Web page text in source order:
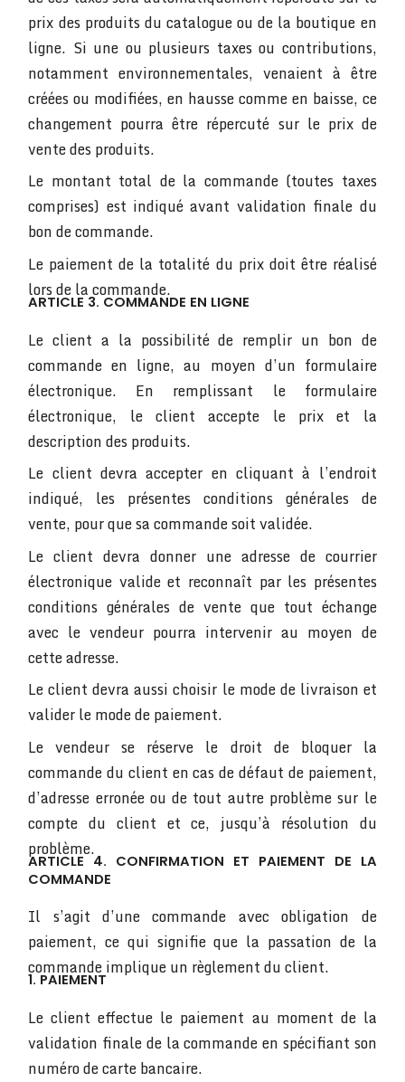
prix des produits du catalogue ou de la boutique en
ligne. Si une ou plusieurs taxes ou contributions,
notamment environnementales, venaient à être
créées ou modifiées, en hausse comme en baisse, ce
changement pourra être répercuté sur le prix de
vente des produits.
Le montant total de la commande (toutes taxes
comprises) est indiqué avant validation finale du
bon de commande.
Le paiement de la totalité du prix doit être réalisé
lors de la commande.
ARTICLE 3. COMMANDE EN LIGNE
Le client a la possibilité de remplir un bon de
commande en ligne, au moyen d’un formulaire
électronique. En remplissant le formulaire
électronique, le client accepte le prix et la
description des produits.
Le client devra accepter en cliquant à l’endroit
indiqué, les présentes conditions générales de
vente, pour que sa commande soit validée.
Le client devra donner une adresse de courrier
électronique valide et reconnaît par les présentes
conditions générales de vente que tout échange
avec le vendeur pourra intervenir au moyen de
cette adresse.
Le client devra aussi choisir le mode de livraison et
valider le mode de paiement.
Le vendeur se réserve le droit de bloquer la
commande du client en cas de défaut de paiement,
d’adresse erronée ou de tout autre problème sur le
compte du client et ce, jusqu’à résolution du
problème.
ARTICLE 4. CONFIRMATION ET PAIEMENT DE LA
COMMANDE
Il s’agit d’une commande avec obligation de
paiement, ce qui signifie que la passation de la
commande implique un règlement du client.
1. PAIEMENT
Le client effectue le paiement au moment de la
validation finale de la commande en spécifiant son
numéro de carte bancaire.